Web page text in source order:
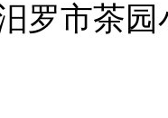
罗市茶园